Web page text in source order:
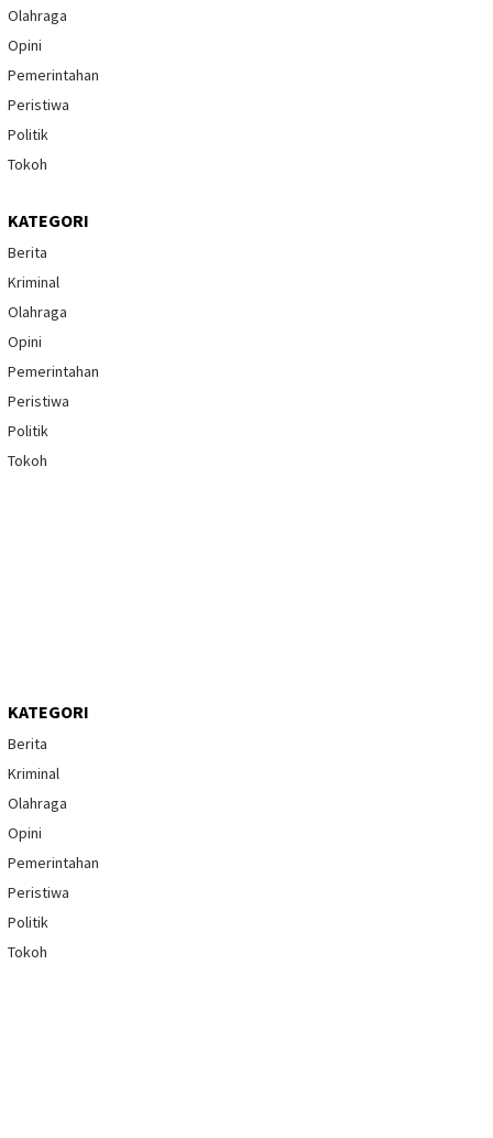
Olahraga
Opini
Pemerintahan
Peristiwa
Politik
Tokoh
KATEGORI
Berita
Kriminal
Olahraga
Opini
Pemerintahan
Peristiwa
Politik
Tokoh
KATEGORI
Berita
Kriminal
Olahraga
Opini
Pemerintahan
Peristiwa
Politik
Tokoh